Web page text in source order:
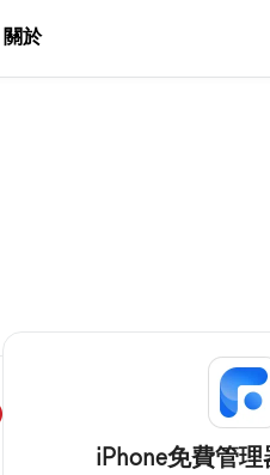
關於
iPhone免費管理